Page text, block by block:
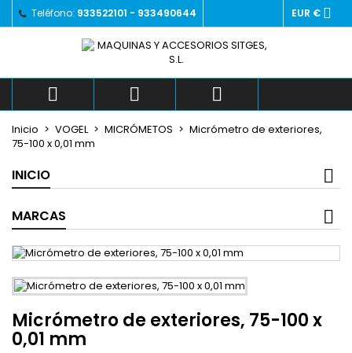
Teléfono: 933522101 - 933490644 EUR € 
  
Inicio VOGEL MICRÓMETOS
Micrómetro de exteriores,
75-100 x 0,01 mm
INICIO
MARCAS
Micrómetro de exteriores, 75-100 x
0,01 mm
Añadir a la lista de deseos ×
((title)) ×
((label))
Iniciar sesión ×
lista de deseos.
((cancelText)) ((loginText))